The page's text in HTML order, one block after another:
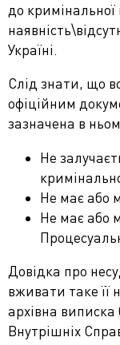
до кримінальної
Україні.
Слід знати, що
офіційним
зазначена в
Не
Не має або
Не має або
Довідка про
вживати таке її
архівна виписка
Внутрішніх